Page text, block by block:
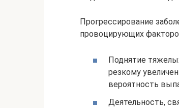
Прогрессирование
провоцирующих
Поднятие
резкому
вероятность
Деятельность,